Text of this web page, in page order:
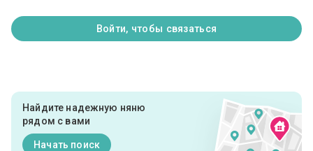
Войти, чтобы связаться
Найдите надежную няню
рядом с вами
Начать поиск